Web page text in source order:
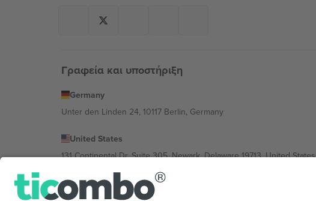
Γραφεία και υποστήριξη
Germany
Unter den Linden 24, 10117 Berlin, Germany
United States
131 Continental Dr, Suite 305, Newark, Delaware 19713, United States
Bulgaria